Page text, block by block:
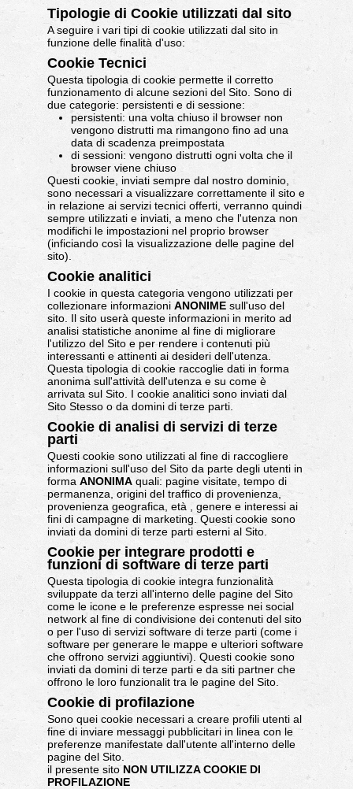
Tipologie di Cookie utilizzati dal sito
A seguire i vari tipi di cookie utilizzati dal sito in
funzione delle finalità d'uso:
Cookie Tecnici
Questa tipologia di cookie permette il corretto
funzionamento di alcune sezioni del Sito. Sono di
due categorie: persistenti e di sessione:
persistenti: una volta chiuso il browser non
vengono distrutti ma rimangono fino ad una
data di scadenza preimpostata
di sessioni: vengono distrutti ogni volta che il
browser viene chiuso
Questi cookie, inviati sempre dal nostro dominio,
sono necessari a visualizzare correttamente il sito e
in relazione ai servizi tecnici offerti, verranno quindi
sempre utilizzati e inviati, a meno che l'utenza non
modifichi le impostazioni nel proprio browser
(inficiando così la visualizzazione delle pagine del
sito).
Cookie analitici
I cookie in questa categoria vengono utilizzati per
collezionare informazioni ANONIME sull'uso del
sito. Il sito userà queste informazioni in merito ad
analisi statistiche anonime al fine di migliorare
l'utilizzo del Sito e per rendere i contenuti più
interessanti e attinenti ai desideri dell'utenza.
Questa tipologia di cookie raccoglie dati in forma
anonima sull'attività dell'utenza e su come è
arrivata sul Sito. I cookie analitici sono inviati dal
Sito Stesso o da domini di terze parti.
Cookie di analisi di servizi di terze
parti
Questi cookie sono utilizzati al fine di raccogliere
informazioni sull'uso del Sito da parte degli utenti in
forma ANONIMA quali: pagine visitate, tempo di
permanenza, origini del traffico di provenienza,
provenienza geografica, età , genere e interessi ai
fini di campagne di marketing. Questi cookie sono
inviati da domini di terze parti esterni al Sito.
Cookie per integrare prodotti e
funzioni di software di terze parti
Questa tipologia di cookie integra funzionalità
sviluppate da terzi all'interno delle pagine del Sito
come le icone e le preferenze espresse nei social
network al fine di condivisione dei contenuti del sito
o per l'uso di servizi software di terze parti (come i
software per generare le mappe e ulteriori software
che offrono servizi aggiuntivi). Questi cookie sono
inviati da domini di terze parti e da siti partner che
offrono le loro funzionalit tra le pagine del Sito.
Cookie di profilazione
Sono quei cookie necessari a creare profili utenti al
fine di inviare messaggi pubblicitari in linea con le
preferenze manifestate dall'utente all'interno delle
pagine del Sito.
il presente sitoNON UTILIZZA COOKIE DI
PROFILAZIONE